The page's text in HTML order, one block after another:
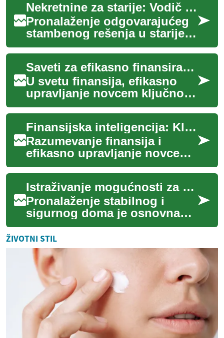
Nekretnine za starije: Vodič kroz finansije
Pronalaženje odgovarajućeg
stambenog rešenja u starijem
dobu predstavlja značajan
korak koji zahteva pažljivo
planira...
Saveti za efikasno finansiranje
U svetu finansija, efikasno
upravljanje novcem ključno je
za postizanje stabilnosti i
ostvarivanje ciljeva. Bilo da
s...
Finansijska inteligencija: Ključ za uspešno upravljanje novcem
Razumevanje finansija i
efikasno upravljanje novcem
postaju sve važniji u
današnjem složenom
ekonomskom okruženju. Fi...
Istraživanje mogućnosti za dom
Pronalaženje stabilnog i
sigurnog doma je osnovna
potreba za svakog pojedinca i
porodicu. Međutim, mnogi se
suočavaju...
ŽIVOTNI STIL